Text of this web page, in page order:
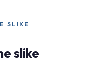
SLIKE
slike